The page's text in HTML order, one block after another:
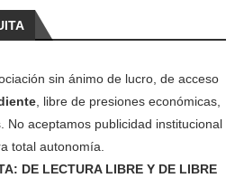
sin ánimo de lucro, de acceso
, libre de presiones económicas,
No aceptamos publicidad institucional
total autonomía.
DE LECTURA LIBRE Y DE LIBRE